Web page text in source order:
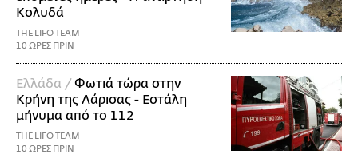
Κολυδά
THE LIFO TEAM
10 ΩΡΕΣ ΠΡΙΝ
Ελλάδα /Φωτιά τώρα στην
Κρήνη της Λάρισας - Εστάλη
μήνυμα από το 112
THE LIFO TEAM
10 ΩΡΕΣ ΠΡΙΝ